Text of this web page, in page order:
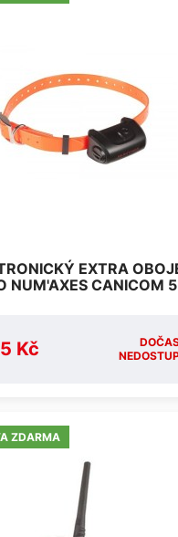
EXTRA
NUM'AXES CANICOM 5
Kč
ZDARMA